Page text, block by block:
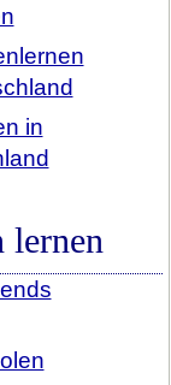
in
lernen